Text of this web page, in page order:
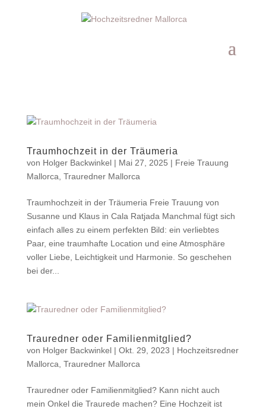
Traumhochzeit in der Träumeria
von Holger Backwinkel| Mai 27, 2025 | Freie Trauung
Mallorca Trauredner Mallorca
Traumhochzeit in der Träumeria Freie Trauung von
Susanne und Klaus in Cala Ratjada Manchmal fügt sich
einfach alles zu einem perfekten Bild: ein verliebtes
Paar, eine traumhafte Location und eine Atmosphäre
voller Liebe, Leichtigkeit und Harmonie. So geschehen
bei der...
Trauredner oder Familienmitglied?
von Holger Backwinkel| Okt. 29, 2023 | Hochzeitsredner
Mallorca Trauredner Mallorca
Trauredner oder Familienmitglied? Kann nicht auch
mein Onkel die Traurede machen? Eine Hochzeit ist